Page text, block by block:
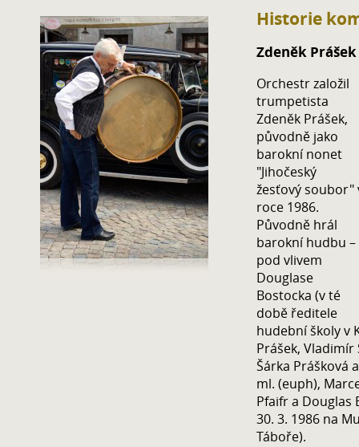
Historie
Zdeněk Prášek
Orchestr založil
trumpetista
Zdeněk Prášek,
původně jako
barokní nonet
"Jihočeský
žesťový soubor"
roce 1986.
Původně hrál
barokní hudbu –
pod vlivem
Douglase
Bostocka (v té
době ředitele
hudební školy v
Prášek, Vladimír
Šárka Prášková
ml. (euph),
Pfaifr a Douglas
30. 3. 1986 na
Táboře).